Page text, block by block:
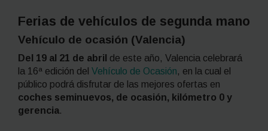
Ferias de vehículos de segunda mano
Vehículo de ocasión (Valencia)
Del 19 al 21 de abril de este año, Valencia celebrará
la 16ª edición del Vehículo de Ocasión, en la cual el
público podrá disfrutar de las mejores ofertas en
coches seminuevos, de ocasión, kilómetro 0 y
gerencia.